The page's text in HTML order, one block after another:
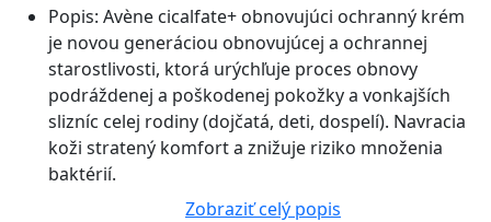
Popis: Avène cicalfate+ obnovujúci ochranný krém
je novou generáciou obnovujúcej a ochrannej
starostlivosti, ktorá urýchľuje proces obnovy
podráždenej a poškodenej pokožky a vonkajších
slizníc celej rodiny (dojčatá, deti, dospelí). Navracia
koži stratený komfort a znižuje riziko množenia
baktérií.
Zobraziť celý popis